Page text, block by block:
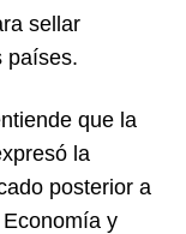
sellar
países.
que la
la
posterior a
y